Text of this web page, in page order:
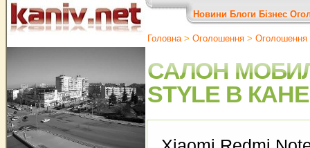
Новини Блоги Бізнес
Головна> Оголошення > Оголошення
САЛОН
STYLE В